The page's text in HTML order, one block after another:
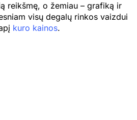
reikšmę, o žemiau – grafiką ir
visų degalų rinkos vaizdui
kuro kainos.